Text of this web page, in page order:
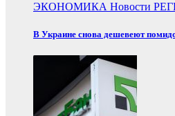
ЭКОНОМИКА Новости
В Украине снова дешевеют